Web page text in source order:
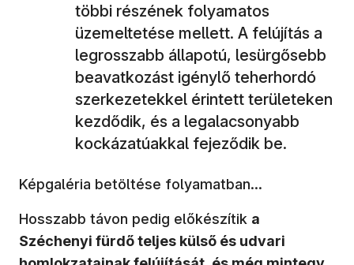
többi részének folyamatos
üzemeltetése mellett. A felújítás a
legrosszabb állapotú, lesürgősebb
beavatkozást igénylő teherhordó
szerkezetekkel érintett területeken
kezdődik, és a legalacsonyabb
kockázatúakkal fejeződik be.
Képgaléria betöltése folyamatban...
Hosszabb távon pedig előkészítik a
Széchenyi fürdő teljes külső és udvari